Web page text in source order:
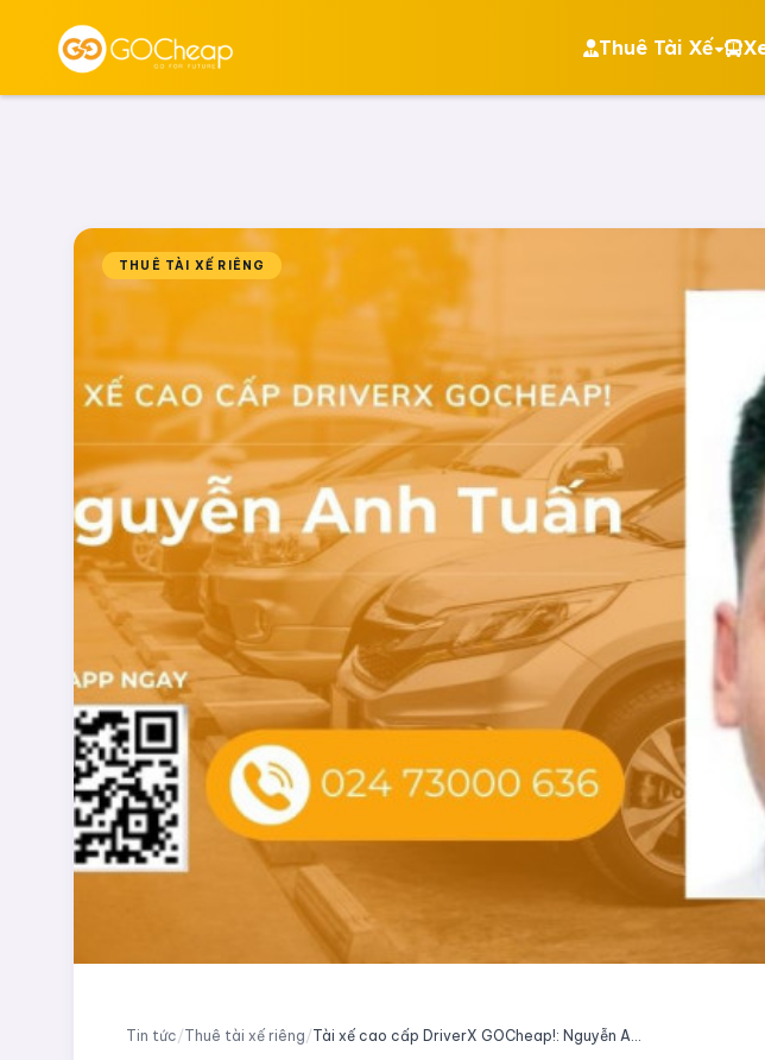
Thuê Tài Xế
THUÊ TÀI XẾ RIÊNG
Tin tức /Thuê tài xế riêng /